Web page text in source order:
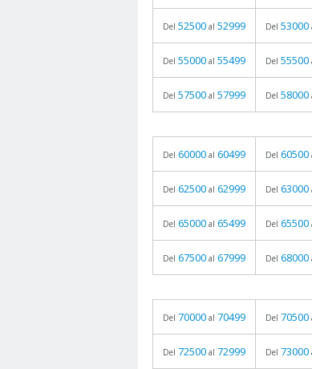
Del 52500 al 52999 Del 53000
Del 55000 al 55499 Del 55500
Del 57500 al 57999 Del 58000
Del 60000 al 60499 Del 60500
Del 62500 al 62999 Del 63000
Del 65000 al 65499 Del 65500
Del 67500 al 67999 Del 68000
Del 70000 al 70499 Del 70500
Del 72500 al 72999 Del 73000